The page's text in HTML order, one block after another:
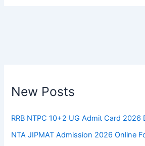
New Posts
RRB NTPC 10+2 UG Admit Card 2026
NTA JIPMAT Admission 2026 Online